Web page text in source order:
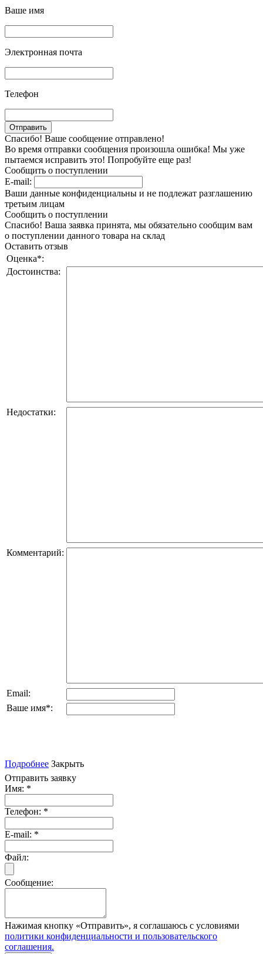
Ваше имя
Электронная почта
Телефон
Спасибо! Ваше сообщение отправлено!
Во время отправки сообщения произошла ошибка! Мы уже
пытаемся исправить это! Попробуйте еще раз!
Сообщить о поступлении
E-mail:
Ваши данные конфиденциальны и не подлежат разглашению
третьим лицам
Сообщить о поступлении
Спасибо! Ваша заявка принята, мы обязательно сообщим вам
о поступлении данного товара на склад
Оставить отзыв
Оценка*:
Достоинства:
Недостатки:
Комментарий:
Email:
Ваше имя*:
Подробнее Закрыть
Отправить заявку
Имя: *
Телефон: *
E-mail: *
Файл:
Сообщение:
Нажимая кнопку «Отправить», я соглашаюсь с условиями
политики конфиденциальности и пользовательского
соглашения.